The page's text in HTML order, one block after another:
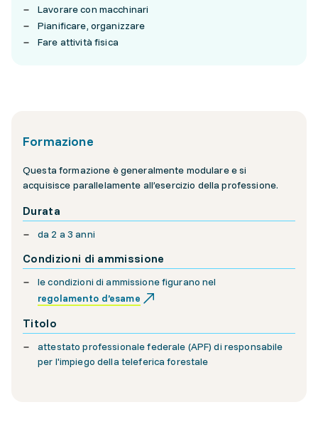
Lavorare con macchinari
Pianificare, organizzare
Fare attività fisica
Formazione
Questa formazione è generalmente modulare e si
acquisisce parallelamente all’esercizio della professione.
Durata
da 2 a 3 anni
Condizioni di ammissione
le condizioni di ammissione figurano nel
regolamento d’esame
Titolo
attestato professionale federale (APF) di responsabile
per l'impiego della teleferica forestale